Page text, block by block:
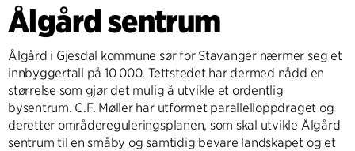
Ålgård sentrum
Ålgård i Gjesdal kommune sør for Stavanger nærmer seg et
innbyggertall på 10 000. Tettstedet har dermed nådd en
størrelse som gjør det mulig å utvikle et ordentlig
bysentrum. C.F. Møller har utformet parallelloppdraget og
deretter områdereguleringsplanen, som skal utvikle Ålgård
sentrum til en småby og samtidig bevare landskapet og et